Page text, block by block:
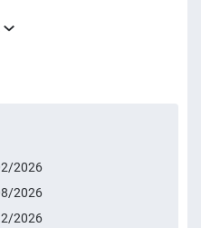
2026
2026
2026